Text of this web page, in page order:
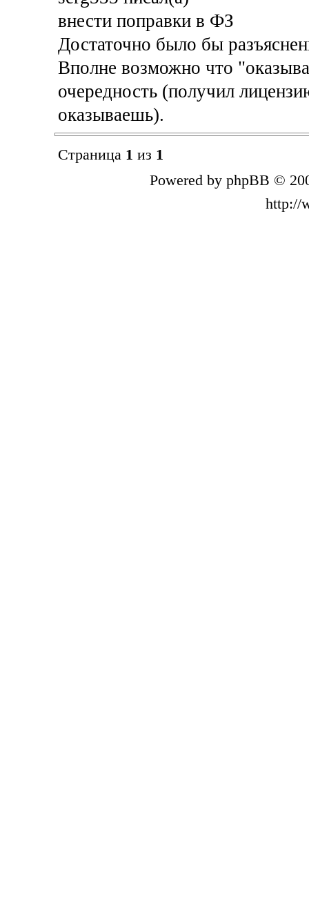
внести поправки в ФЗ
Достаточно было бы
Вполне возможно что
очередность (получил
оказываешь).
Страница 1 из 1
Powered by phpBB ©
http://